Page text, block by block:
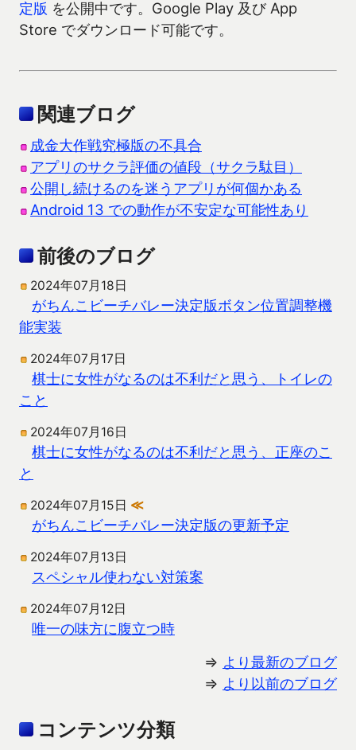
定版 を公開中です。Google Play 及び App
Store でダウンロード可能です。
関連ブログ
成金大作戦究極版の不具合
アプリのサクラ評価の値段（サクラ駄目）
公開し続けるのを迷うアプリが何個かある
Android 13 での動作が不安定な可能性あり
前後のブログ
2024年07月18日
がちんこビーチバレー決定版ボタン位置調整機
能実装
2024年07月17日
棋士に女性がなるのは不利だと思う、トイレの
こと
2024年07月16日
棋士に女性がなるのは不利だと思う、正座のこ
と
2024年07月15日 ≪
がちんこビーチバレー決定版の更新予定
2024年07月13日
スペシャル使わない対策案
2024年07月12日
唯一の味方に腹立つ時
⇒ より最新のブログ
⇒ より以前のブログ
コンテンツ分類